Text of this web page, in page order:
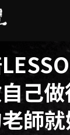
己
師